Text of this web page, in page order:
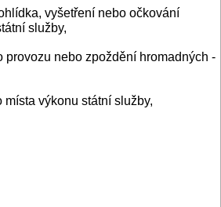
vyšetření nebo očkování
služby,
provozu nebo zpoždění hromadných
výkonu státní služby,